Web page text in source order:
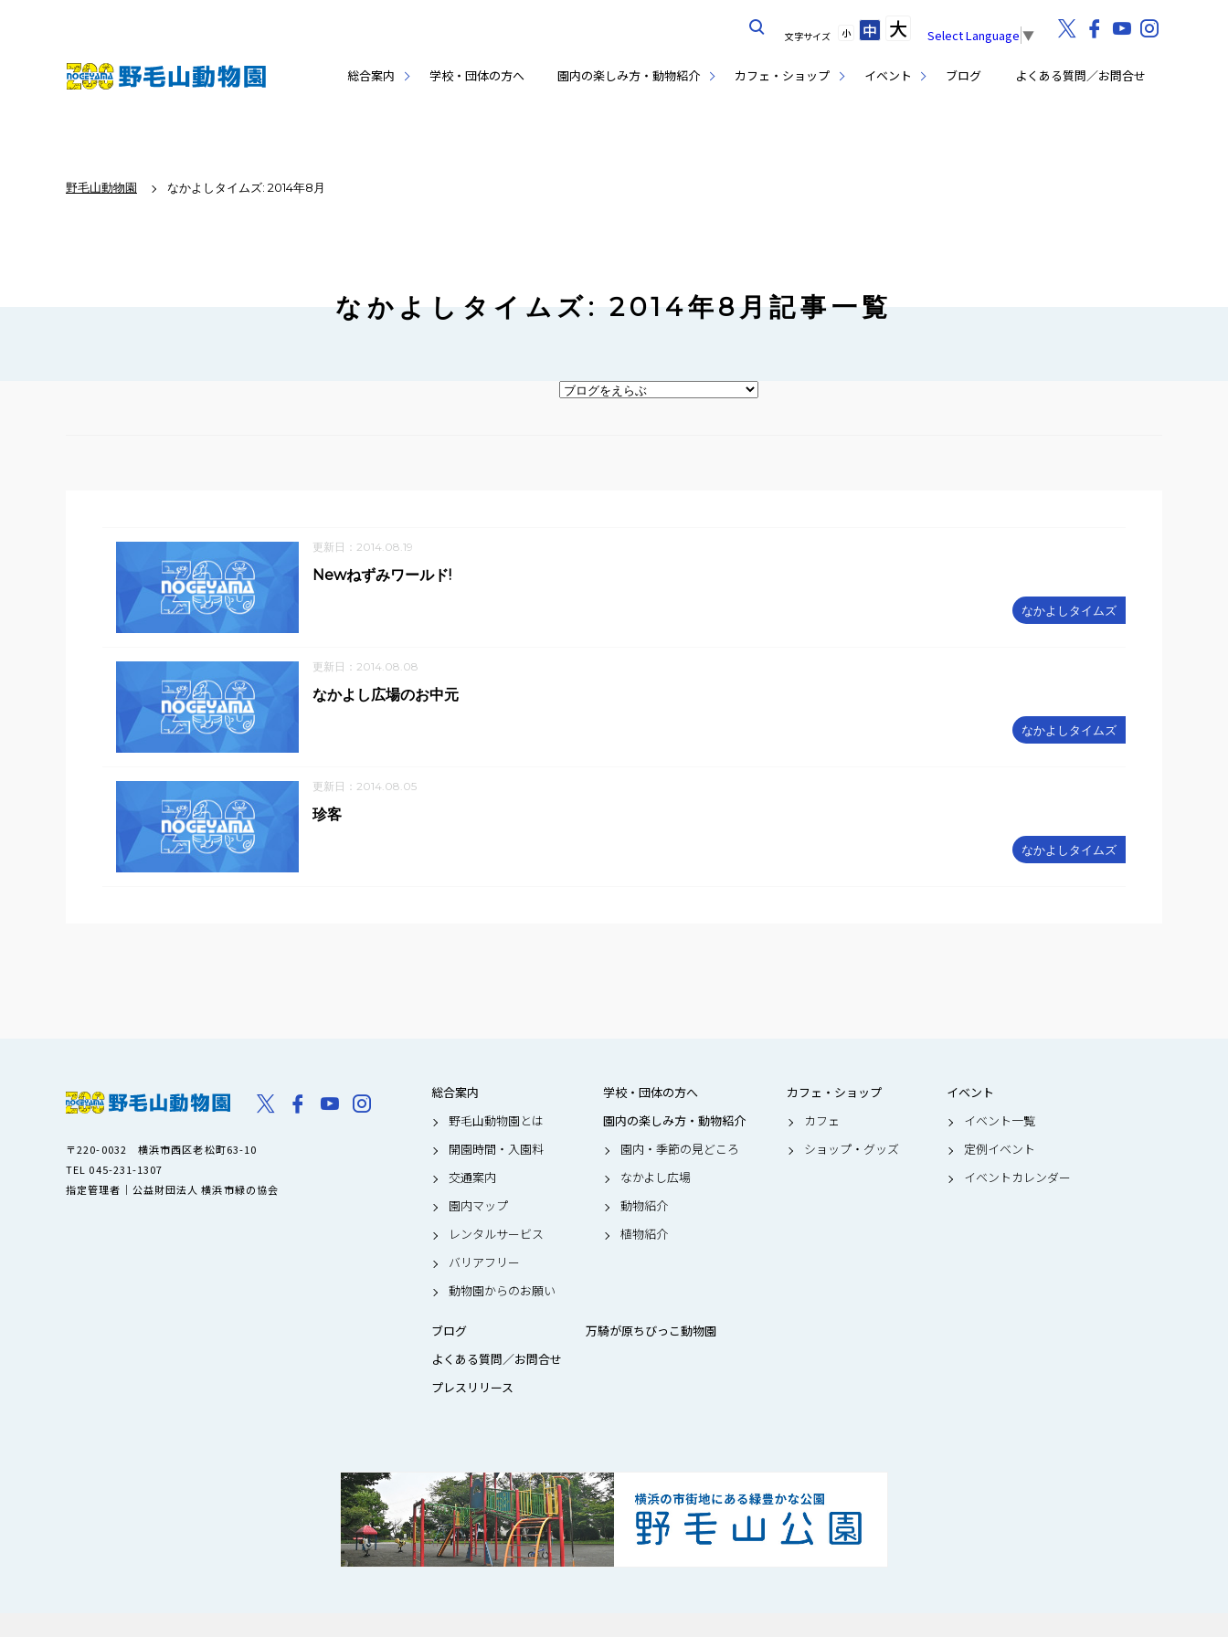
総合案内 学校・団体の方へ 園内の楽しみ方・動物紹介 カフェ・ショップ イベント ブログ よくある質問／お問合せ
文字サイズ 小 中 大 Select Language ▼
野毛山動物園 なかよしタイムズ: 2014年8月
なかよしタイムズ: 2014年8月記事一覧
更新日：2014.08.19
なかよしタイムズ
Newねずみワールド!
更新日：2014.08.08
なかよしタイムズ
なかよし広場のお中元
更新日：2014.08.05
なかよしタイムズ
珍客
〒220-0032 横浜市西区老松町63-10
TEL 045-231-1307
指定管理者｜公益財団法人 横浜市緑の協会
総合案内
野毛山動物園とは
開園時間・入園料
交通案内
園内マップ
レンタルサービス
バリアフリー
動物園からのお願い
学校・団体の方へ
園内の楽しみ方・動物紹介
園内・季節の見どころ
なかよし広場
動物紹介
植物紹介
カフェ・ショップ
カフェ
ショップ・グッズ
イベント
イベント一覧
定例イベント
イベントカレンダー
ブログ
よくある質問／お問合せ
プレスリリース
万騎が原ちびっこ動物園